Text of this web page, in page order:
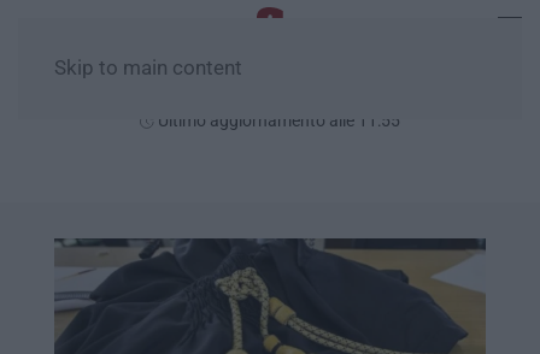
Skip to main content
Ultimo aggiornamento alle 11:55